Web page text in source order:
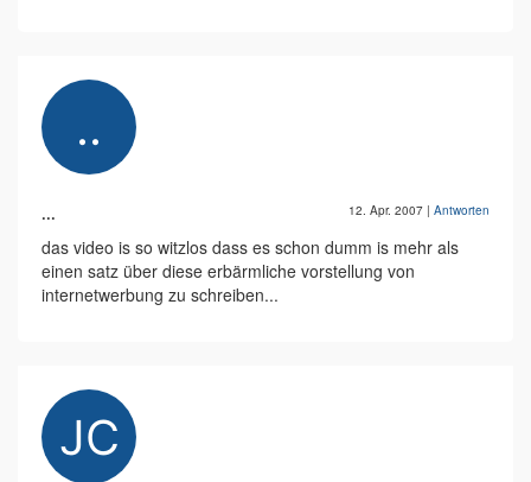
... 12. Apr. 2007 | Antworten
das video is so witzlos dass es schon dumm is mehr als
einen satz über diese erbärmliche vorstellung von
internetwerbung zu schreiben...